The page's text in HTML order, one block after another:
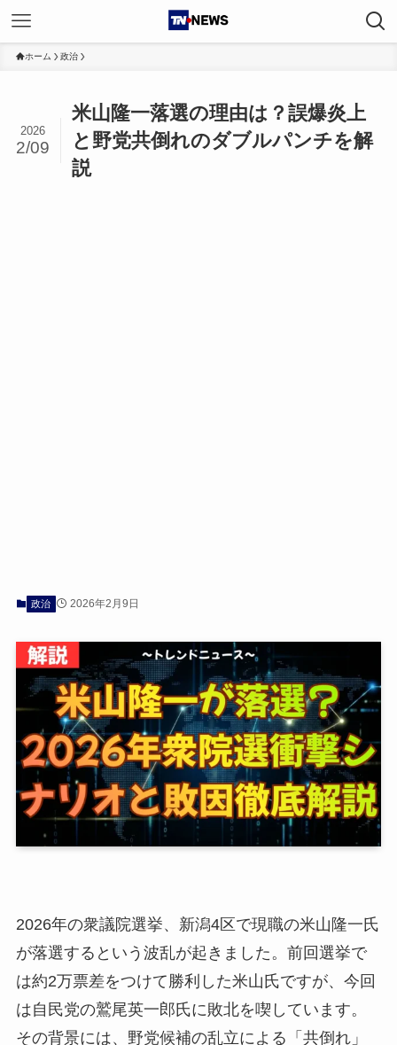
ホーム 政治
米山隆一落選の理由は？誤爆炎上
と野党共倒れのダブルパンチを解
説
2026
2/09
政治 2026年2月9日
2026年の衆議院選挙、新潟4区で現職の米山隆一氏
が落選するという波乱が起きました。前回選挙で
は約2万票差をつけて勝利した米山氏ですが、今回
は自民党の鷲尾英一郎氏に敗北を喫しています。
その背景には、野党候補の乱立による「共倒れ」